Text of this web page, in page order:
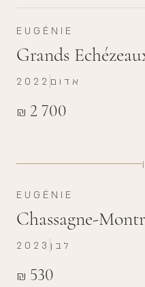
EUGÉNIE
Grands
₪ 2 700
2022 אדום
EUGÉNIE
Chassagne-
₪ 530
2023 לבן